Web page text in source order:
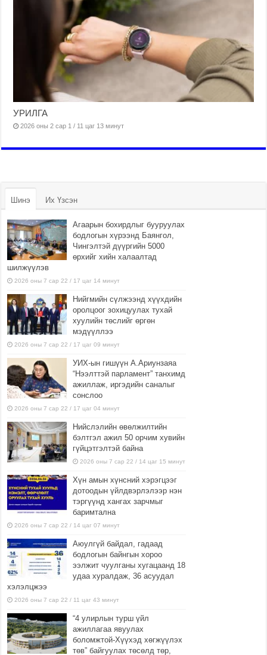
УРИЛГА
2026 оны 2 сар 1 / 11 цаг 13 минут
Шинэ Их Үзсэн
Агаарын бохирдлыг бууруулах
бодлогын хүрээнд Баянгол,
Чингэлтэй дүүргийн 5000
өрхийг хийн халаалтад
шилжүүлэв
2026 оны 7 сар 22 / 17 цаг 14 минут
Нийгмийн сүлжээнд хүүхдийн
оролцоог зохицуулах тухай
хуулийн төслийг өргөн
мэдүүллээ
2026 оны 7 сар 22 / 17 цаг 09 минут
УИХ-ын гишүүн А.Ариунзаяа
“Нээлттэй парламент” танхимд
ажиллаж, иргэдийн саналыг
сонслоо
2026 оны 7 сар 22 / 17 цаг 04 минут
Нийслэлийн өвөлжилтийн
бэлтгэл ажил 50 орчим хувийн
гүйцэтгэлтэй байна
2026 оны 7 сар 22 / 14 цаг 15 минут
Хүн амын хүнсний хэрэгцээг
дотоодын үйлдвэрлэлээр нэн
тэргүүнд хангах зарчмыг
баримтална
2026 оны 7 сар 22 / 14 цаг 07 минут
Аюулгүй байдал, гадаад
бодлогын байнгын хороо
ээлжит чуулганы хугацаанд 18
удаа хуралдаж, 36 асуудал
хэлэлцжээ
2026 оны 7 сар 22 / 11 цаг 43 минут
“4 улирлын турш үйл
ажиллагаа явуулах
боломжтой-Хүүхэд хөгжүүлэх
төв” байгуулах төсөлд төр,